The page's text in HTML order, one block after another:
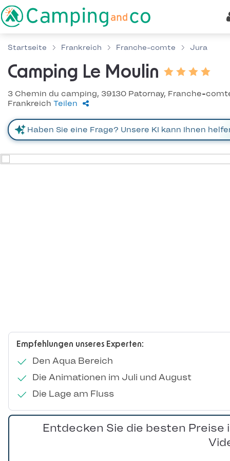
Startseite Frankreich Franche-comte Jura
Camping Le Moulin
3 Chemin du camping, 39130 Patornay, Franche-
Frankreich Teilen
Empfehlungen unseres Experten:
Den Aqua Bereich
Die Animationen im Juli und August
Die Lage am Fluss
Entdecken Sie die besten Preise